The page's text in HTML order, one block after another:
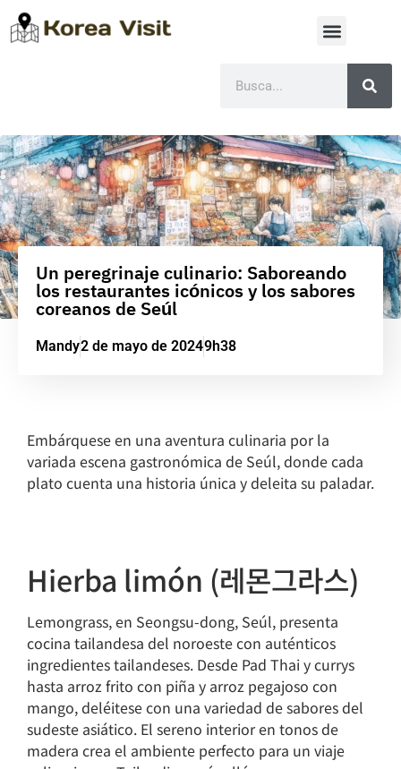
Un peregrinaje culinario: Saboreando
los restaurantes icónicos y los sabores
coreanos de Seúl
Mandy2 de mayo de 20249h38
Embárquese en una aventura culinaria por la
variada escena gastronómica de Seúl, donde cada
plato cuenta una historia única y deleita su paladar.
Hierba limón (레몬그라스)
Lemongrass, en Seongsu-dong, Seúl, presenta
cocina tailandesa del noroeste con auténticos
ingredientes tailandeses. Desde Pad Thai y currys
hasta arroz frito con piña y arroz pegajoso con
mango, deléitese con una variedad de sabores del
sudeste asiático. El sereno interior en tonos de
madera crea el ambiente perfecto para un viaje